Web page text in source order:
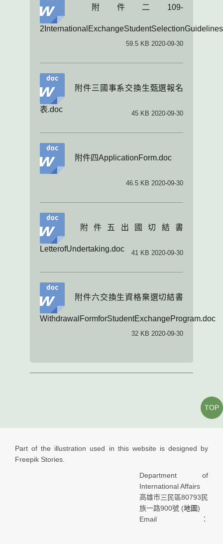
附件二109-
59.5 KB 2020-09-30
附件三國事系交換生甄選報名
表.doc 45 KB 2020-09-30
附件四ApplicationForm.doc
46.5 KB 2020-09-30
附件五出國切結書
LetterofUndertaking.doc 41 KB 2020-09-30
附件六交換生資格棄選切結書
WithdrawalFormforStudentExchangeProgram.doc
32 KB 2020-09-30
Part of the illustration used in this website is designed by
Freepik Stories.
Department of
International Affairs
高雄市三民區80793民
族一路900號 (地圖)
Email：
TOP